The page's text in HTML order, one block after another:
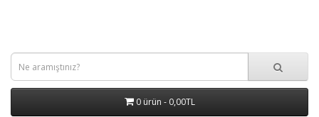
0 ürün - 0,00TL